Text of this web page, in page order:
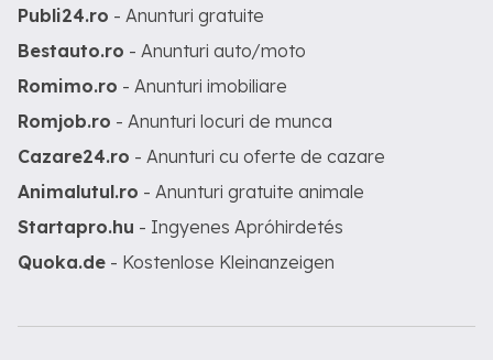
Publi24.ro - Anunturi gratuite
Bestauto.ro - Anunturi auto/moto
Romimo.ro - Anunturi imobiliare
Romjob.ro - Anunturi locuri de munca
Cazare24.ro - Anunturi cu oferte de cazare
Animalutul.ro - Anunturi gratuite animale
Startapro.hu - Ingyenes Apróhirdetés
Quoka.de - Kostenlose Kleinanzeigen